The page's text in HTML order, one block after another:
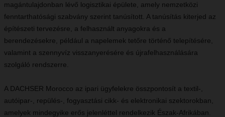
magántulajdonban lévő logisztikai épülete, amely nemzetközi
fenntarthatósági szabvány szerint tanúsított. A tanúsítás kiterjed az
építészeti tervezésre, a felhasznált anyagokra és a
berendezésekre, például a napelemek tetőre történő telepítésére,
valamint a szennyvíz visszanyerésére és újrafelhasználására
szolgáló rendszerre.
A DACHSER Morocco az ipari ügyfelekre összpontosít a textil-,
autóipar-, repülés-, fogyasztási cikk- és elektronikai szektorokban,
amelyek mindegyike erős jelenléttel rendelkezik Észak-Afrikában.